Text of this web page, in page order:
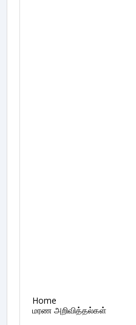
Home
மரண அறிவித்தல்கள்